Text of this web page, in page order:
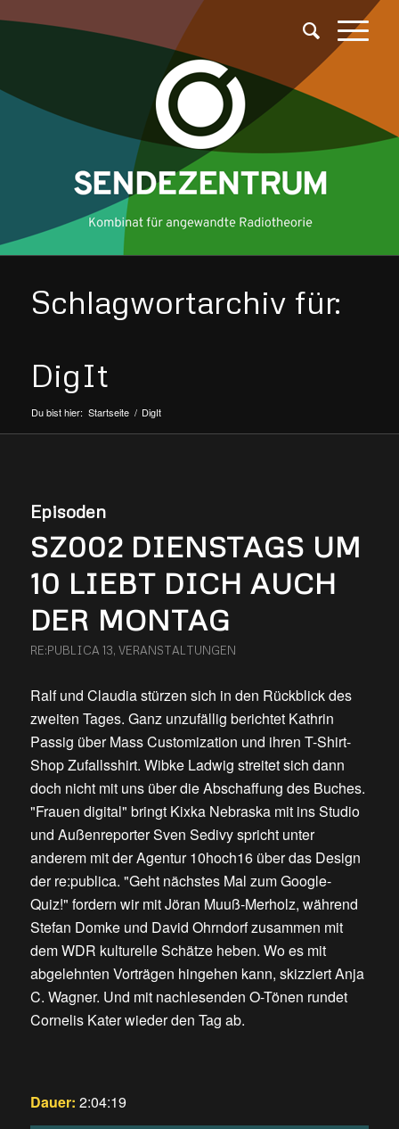
Schlagwortarchiv für:
DigIt
Du bist hier: Startseite / DigIt
Episoden
SZ002 DIENSTAGS UM
10 LIEBT DICH AUCH
DER MONTAG
RE:PUBLICA 13, VERANSTALTUNGEN
Ralf und Claudia stürzen sich in den Rückblick des
zweiten Tages. Ganz unzufällig berichtet Kathrin
Passig über Mass Customization und ihren T-Shirt-
Shop Zufallsshirt. Wibke Ladwig streitet sich dann
doch nicht mit uns über die Abschaffung des Buches.
"Frauen digital" bringt Kixka Nebraska mit ins Studio
und Außenreporter Sven Sedivy spricht unter
anderem mit der Agentur 10hoch16 über das Design
der re:publica. "Geht nächstes Mal zum Google-
Quiz!" fordern wir mit Jöran Muuß-Merholz, während
Stefan Domke und David Ohrndorf zusammen mit
dem WDR kulturelle Schätze heben. Wo es mit
abgelehnten Vorträgen hingehen kann, skizziert Anja
C. Wagner. Und mit nachlesenden O-Tönen rundet
Cornelis Kater wieder den Tag ab.
Dauer: 2:04:19